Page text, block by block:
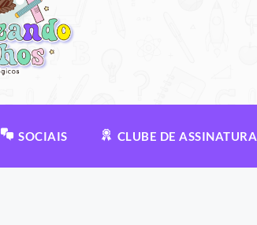
SOCIAIS CLUBE DE ASSINATURA